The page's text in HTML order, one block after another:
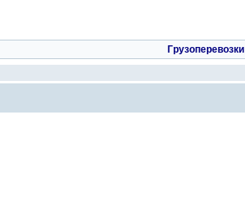
Грузоперевозки